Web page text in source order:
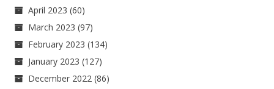
April 2023 (60)
March 2023 (97)
February 2023 (134)
January 2023 (127)
December 2022 (86)